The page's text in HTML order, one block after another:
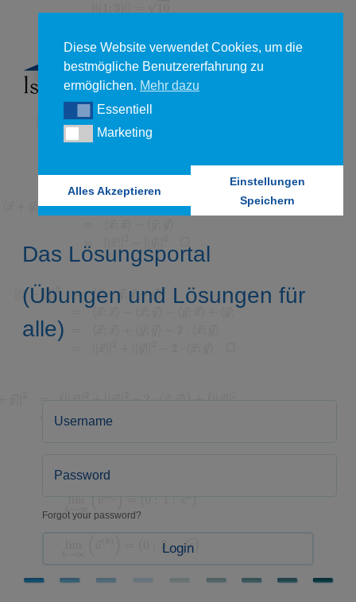
Das Lösungsportal
(Übungen und Lösungen für
alle)
Forgot your password?
Login
Diese Website verwendet Cookies, um die
bestmögliche Benutzererfahrung zu
ermöglichen. Mehr dazu
EssentiellEssentiell
MarketingMarketing
Alles Akzeptieren
Einstellungen
Speichern